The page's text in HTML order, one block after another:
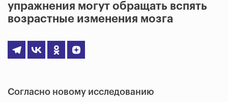
упражнения могут обращать вспять
возрастные изменения мозга
Согласно новому исследованию